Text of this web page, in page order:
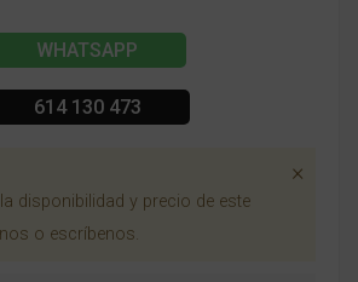
WHATSAPP
614 130 473
disponibilidad y precio de este
o escríbenos.
×